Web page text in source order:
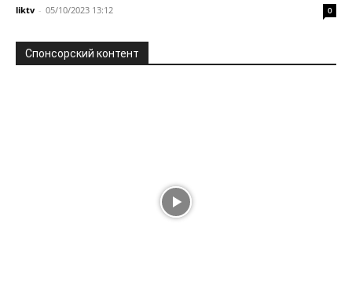
liktv - 05/10/2023 13:12 0
Спонсорский контент